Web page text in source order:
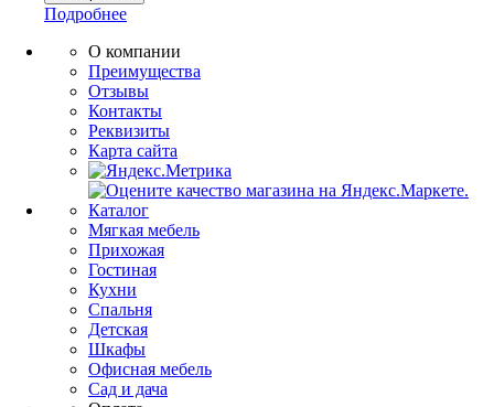
Подробнее
О компании
Преимущества
Отзывы
Контакты
Реквизиты
Карта сайта
Каталог
Мягкая мебель
Прихожая
Гостиная
Кухни
Спальня
Детская
Шкафы
Офисная мебель
Сад и дача